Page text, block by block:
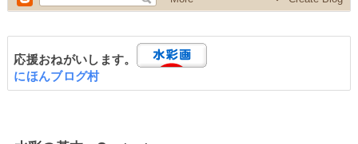
応援おねがいします。
にほんブログ村